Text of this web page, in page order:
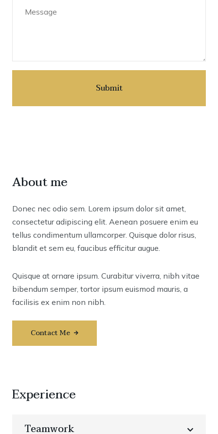
About me
Donec nec odio sem. Lorem ipsum dolor sit amet,
consectetur adipiscing elit. Aenean posuere enim eu
tellus condimentum ullamcorper. Quisque dolor risus,
blandit et sem eu, faucibus efficitur augue.
Quisque at ornare ipsum. Curabitur viverra, nibh vitae
bibendum semper, tortor ipsum euismod mauris, a
facilisis ex enim non nibh.
Contact Me
Experience
Teamwork